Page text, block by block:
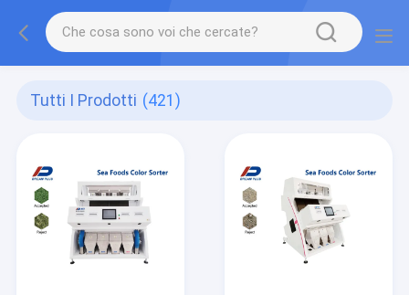
Tutti I Prodotti (421)